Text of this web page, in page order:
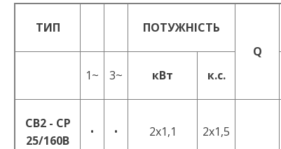
ТИП
ПОТУЖНІСТЬ
Q
1~ 3~ кВт к.с.
CB2 - CP
25/160B
• • 2x1,1 2x1,5